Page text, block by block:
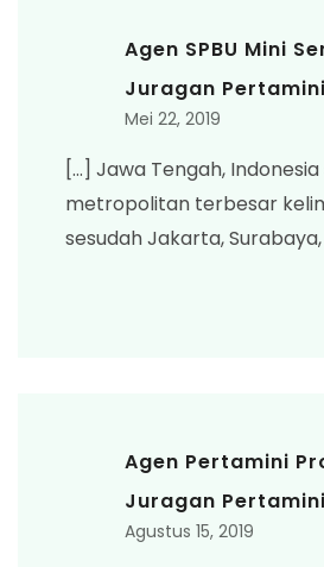
Agen SPBU Mini
Juragan Pertamini
Mei 22, 2019
[…] Jawa Tengah,
metropolitan terbesar
sesudah Jakarta,
Agen Pertamini
Juragan Pertamini
Agustus 15, 2019